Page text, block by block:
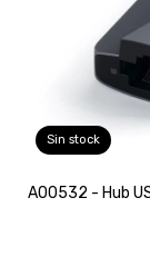
Sin stock
A00532 - Hub